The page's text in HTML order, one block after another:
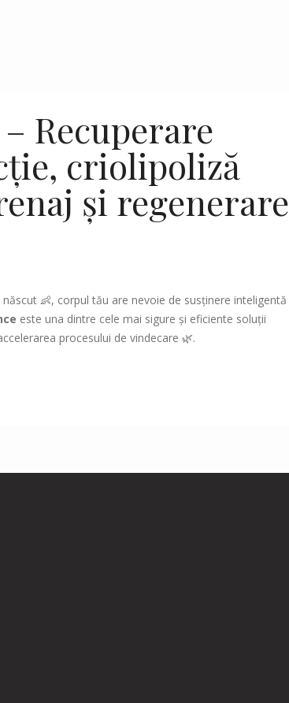
Recuperare
criolipoliză
și regenerare
👶, corpul tău are nevoie de susținere inteligentă
este una dintre cele mai sigure și eficiente soluții
procesului de vindecare 🌿.